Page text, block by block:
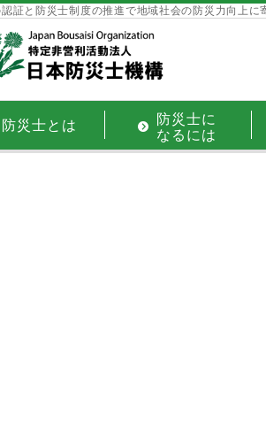
証と防災士制度の推進で地域社会の防災力向上に
防災士とは
防災士に
なるには